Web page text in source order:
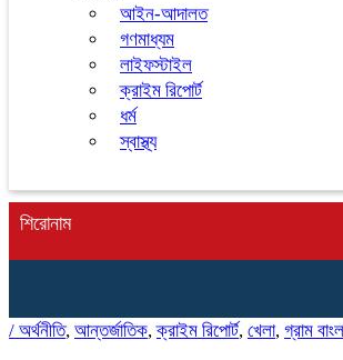
আইন-আদালত
গণমাধ্যম
লাইফস্টাইল
ক্রাইম রিপোর্ট
ধর্ম
স্বাস্থ্য
শিরোনাম
/ অর্থনীতি, আন্তর্জাতিক,ক্রাইম রিপোর্ট, খেলা, গ্রাম